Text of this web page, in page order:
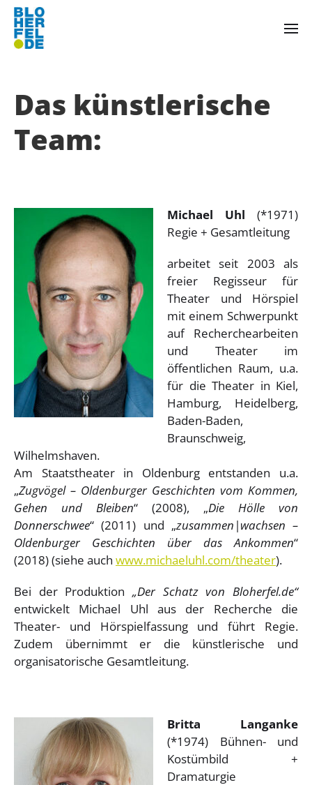
Das künstlerische
Team:
Michael Uhl (*1971)
Regie + Gesamtleitung
arbeitet seit 2003 als
freier Regisseur für
Theater und Hörspiel
mit einem Schwerpunkt
auf Recherchearbeiten
und Theater im
öffentlichen Raum, u.a.
für die Theater in Kiel,
Hamburg, Heidelberg,
Baden-Baden,
Braunschweig,
Wilhelmshaven.
Am Staatstheater in Oldenburg entstanden u.a.
„Zugvögel – Oldenburger Geschichten vom Kommen,
Gehen und Bleiben“ (2008), „Die Hölle von
Donnerschwee“ (2011) und „zusammen|wachsen –
Oldenburger Geschichten über das Ankommen“
(2018) (siehe auch www.michaeluhl.com/theater).
Bei der Produktion „Der Schatz von Bloherfel.de“
entwickelt Michael Uhl aus der Recherche die
Theater- und Hörspielfassung und führt Regie.
Zudem übernimmt er die künstlerische und
organisatorische Gesamtleitung.
Britta Langanke
(*1974) Bühnen- und
Kostümbild +
Dramaturgie